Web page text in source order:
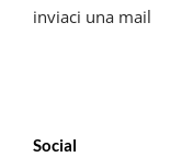
inviaci una mail
Social